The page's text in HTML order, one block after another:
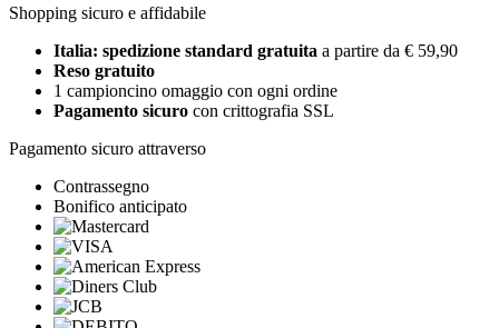
Shopping sicuro e affidabile
Italia: spedizione standard gratuita a partire da € 59,90
Reso gratuito
1 campioncino omaggio con ogni ordine
Pagamento sicuro con crittografia SSL
Pagamento sicuro attraverso
Contrassegno
Bonifico anticipato